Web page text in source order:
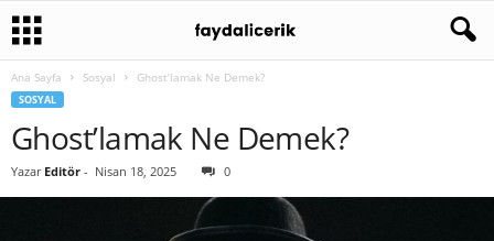
Ana Sayfa Sosyal Ghost’lamak Ne Demek?
SOSYAL
Ghost’lamak Ne Demek?
Yazar Editör - Nisan 18, 2025 0